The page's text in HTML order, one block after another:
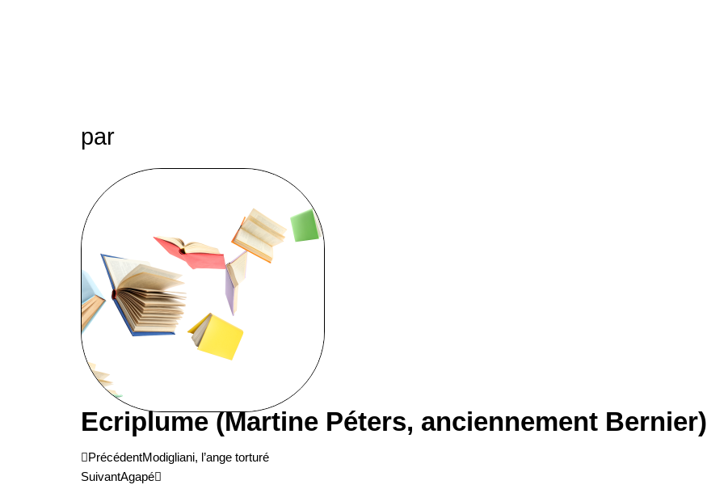
par
Ecriplume (Martine Péters, anciennement Bernier)
Précédent
PrécédentModigliani, l’ange torturé
SuivantAgapé
Suivant